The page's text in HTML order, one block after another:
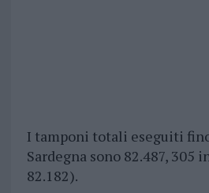
I tamponi totali eseguiti
Sardegna sono 82.487, 305
82.182).